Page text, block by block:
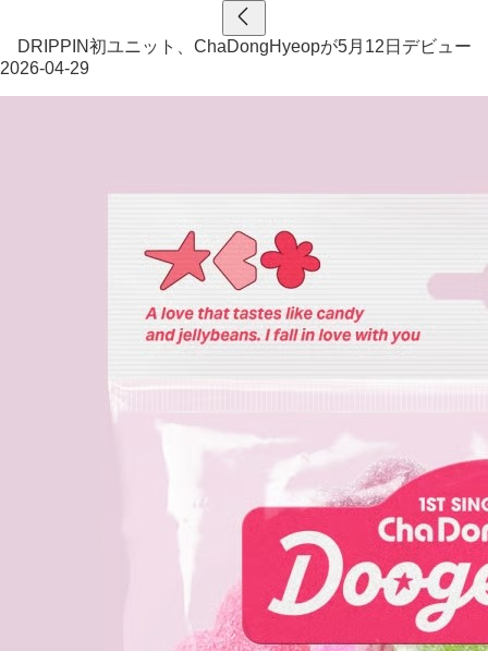
DRIPPIN初ユニット、ChaDongHyeopが5月12日デビュー
2026-04-29